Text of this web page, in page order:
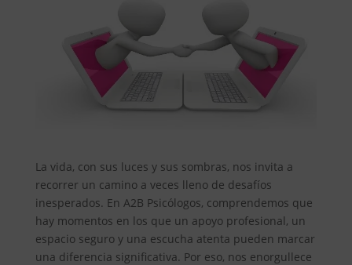
La vida, con sus luces y sus sombras, nos invita a
recorrer un camino a veces lleno de desafíos
inesperados. En A2B Psicólogos, comprendemos que
hay momentos en los que un apoyo profesional, un
espacio seguro y una escucha atenta pueden marcar
una diferencia significativa. Por eso, nos enorgullece